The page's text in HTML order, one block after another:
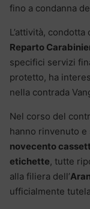
fino a condanna
L’attività,
Reparto
specifici servizi
protetto, ha
nella contrada
Nel corso del
hanno rinvenuto e
novecento
etichette, tutte
alla filiera dell’
ufficialmente